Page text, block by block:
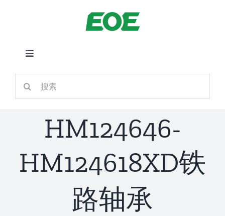
切
换
导
航
首页
HM124646-
HM124618XD铁
路轴承